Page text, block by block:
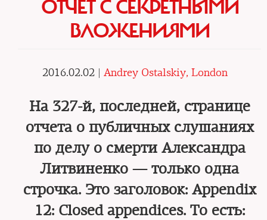
ОТЧЕТ С СЕКРЕТНЫМИ
ВЛОЖЕНИЯМИ
2016.02.02 | Andrey Ostalskiy, London
На 327-й, последней, странице
отчета о публичных слушаниях
по делу о смерти Александра
Литвиненко — только одна
строчка. Это заголовок: Appendix
12: Closed appendices. То есть: